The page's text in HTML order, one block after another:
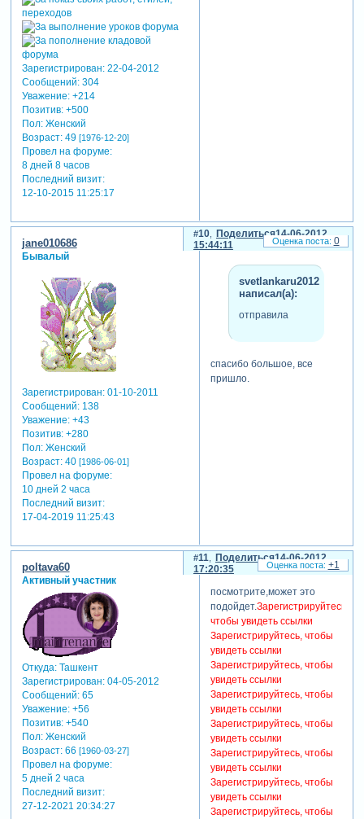
Зарегистрирован: 22-04-2012
Сообщений:304
Уважение: +214
Позитив: +500
Пол:Женский
Возраст:49 [1976-12-20]
Провел на форуме:
8 дней 8 часов
Последний визит:
12-10-2015 11:25:17
Поделиться
10
14-06-2012
15:44:11
jane010686
Бывалый
Зарегистрирован: 01-10-2011
Сообщений:138
Уважение: +43
Позитив: +280
Пол:Женский
Возраст:40 [1986-06-01]
Провел на форуме:
10 дней 2 часа
Последний визит:
17-04-2019 11:25:43
svetlankaru2012
написал(а):
отправила
спасибо большое, все
пришло.
0
Поделиться
11
14-06-2012
17:20:35
poltava60
Активный участник
Откуда:Ташкент
Зарегистрирован: 04-05-2012
Сообщений:65
Уважение: +56
Позитив: +540
Пол:Женский
Возраст:66 [1960-03-27]
Провел на форуме:
5 дней 2 часа
Последний визит:
27-12-2021 20:34:27
посмотрите,может это
подойдет.Зарегистрируйтесь,
чтобы увидеть ссылки
Зарегистрируйтесь, чтобы
увидеть ссылки
Зарегистрируйтесь, чтобы
увидеть ссылки
Зарегистрируйтесь, чтобы
увидеть ссылки
Зарегистрируйтесь, чтобы
увидеть ссылки
Зарегистрируйтесь, чтобы
увидеть ссылки
Зарегистрируйтесь, чтобы
увидеть ссылки
Зарегистрируйтесь, чтобы
+1